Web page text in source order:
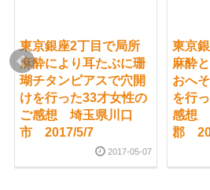
東京銀座2丁目で局所
麻酔により耳たぶに珊
瑚チタンピアスで穴開
けを行った33才女性の
ご感想 埼玉県川口
市 2017/5/7
2017-05-07
東京
麻酔
おへ
を行
感想
郡